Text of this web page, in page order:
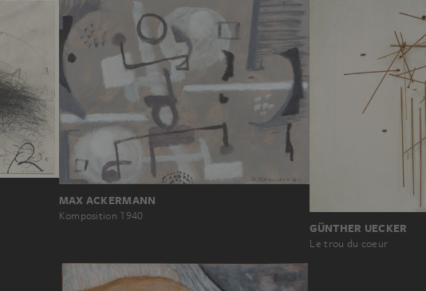
MAX ACKERMANN
Komposition 1940
GÜNTHER UECKER
Le trou du coeur